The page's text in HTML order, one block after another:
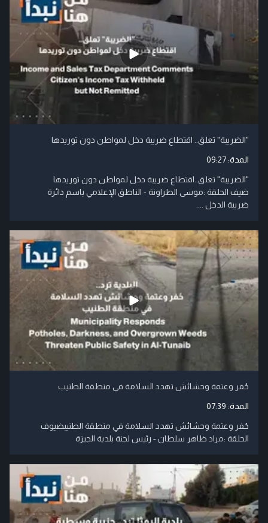
"الضريبة" تعلق.. اقتطاع ضريبة دخل لمواطن دون توريدها
المدة:09:27
"الضريبة" تعلق..اقتطاع ضريبة دخل لمواطن دون توريدها
ضيف الحلقة :موسى الطراونة - الناطق الإعلامي باسم دائرة
ضريبة الدخل ....
حُفر وعتمة وحشائش تهدد السلامة في منطقة الطنيب
المدة: 07:39
حُفر وعتمة وحشائش تهدد السلامة في منطقة الطنيبضيوف
الحلقة :مراد ظاهر سلطان - رئيس لجنة بلدية الجيزة